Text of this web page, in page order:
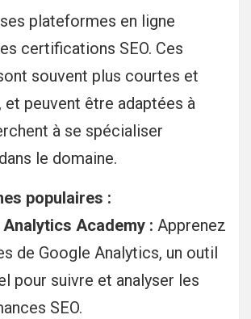
plateformes en ligne
certifications SEO. Ces
souvent plus courtes et
et peuvent être adaptées à
à se spécialiser
le domaine.
populaires :
Academy : Apprenez
de Google Analytics, un outil
pour suivre et analyser les
SEO.